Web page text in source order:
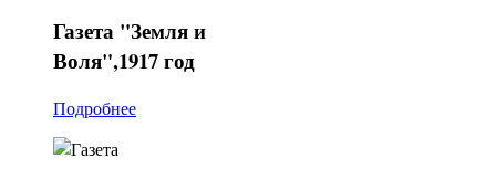
Газета "Земля и
Воля",1917 год
Подробнее